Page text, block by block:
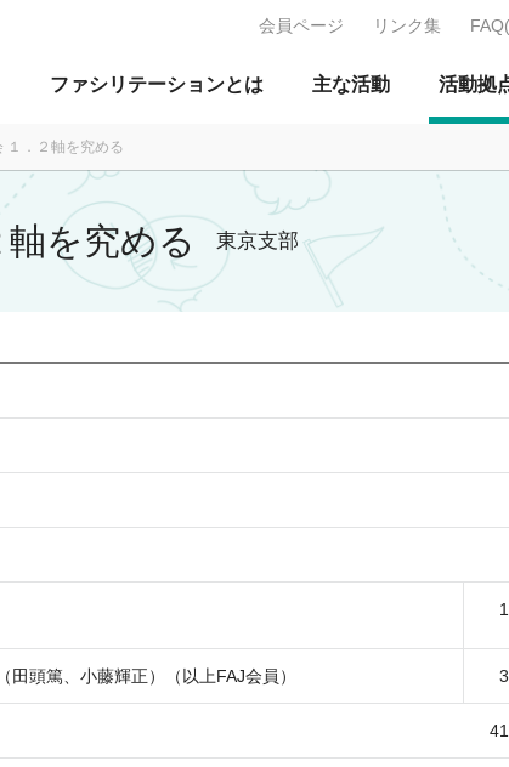
定非営利活動法人 日本ファ
ファシリテーションとは 主な活動 活動拠
会員ページ リンク集
１．２軸を究める
を究める 東京支部
頭篤、小藤輝正）（以上FAJ会員）